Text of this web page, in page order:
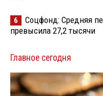
6
Соцфонд: Средняя
превысила 27,2 тысячи
Главное сегодня